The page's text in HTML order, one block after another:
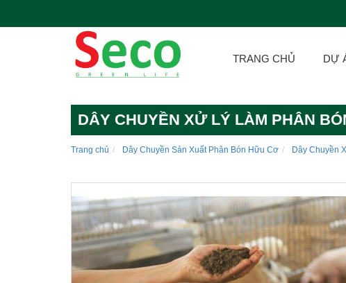
TRANG CHỦ DỰ
DÂY CHUYỀN XỬ LÝ LÀM PHÂN
Trang chủ Dây Chuyền Sản Xuất Phân Bón Hữu Cơ Dây Chuyền